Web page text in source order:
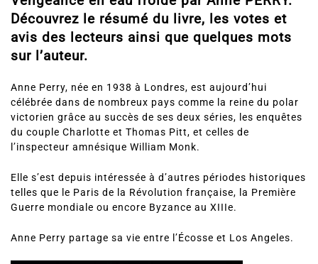
Découvrez le résumé du livre, les votes et
avis des lecteurs ainsi que quelques mots
sur l’auteur.
Anne Perry, née en 1938 à Londres, est aujourd’hui
célébrée dans de nombreux pays comme la reine du polar
victorien grâce au succès de ses deux séries, les enquêtes
du couple Charlotte et Thomas Pitt, et celles de
l’inspecteur amnésique William Monk.
Elle s’est depuis intéressée à d’autres périodes historiques
telles que le Paris de la Révolution française, la Première
Guerre mondiale ou encore Byzance au XIIIe.
Anne Perry partage sa vie entre l’Écosse et Los Angeles.